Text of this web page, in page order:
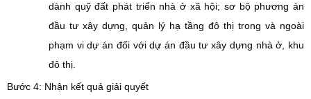
dành quỹ đất phát triển nhà ở xã hội; sơ bộ phương án
đầu tư xây dựng, quản lý hạ tầng đô thị trong và ngoài
phạm vi dự án đối với dự án đầu tư xây dựng nhà ở, khu
đô thị.
Bước 4: Nhận kết quả giải quyết